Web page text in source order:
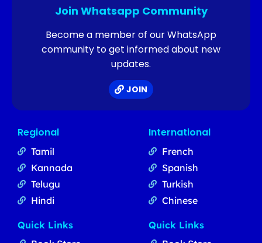
Join Whatsapp Community
Become a member of our WhatsApp
community to get informed about new
updates.
JOIN
Regional
Tamil
Kannada
Telugu
Hindi
International
French
Spanish
Turkish
Chinese
Quick Links
Quick Links